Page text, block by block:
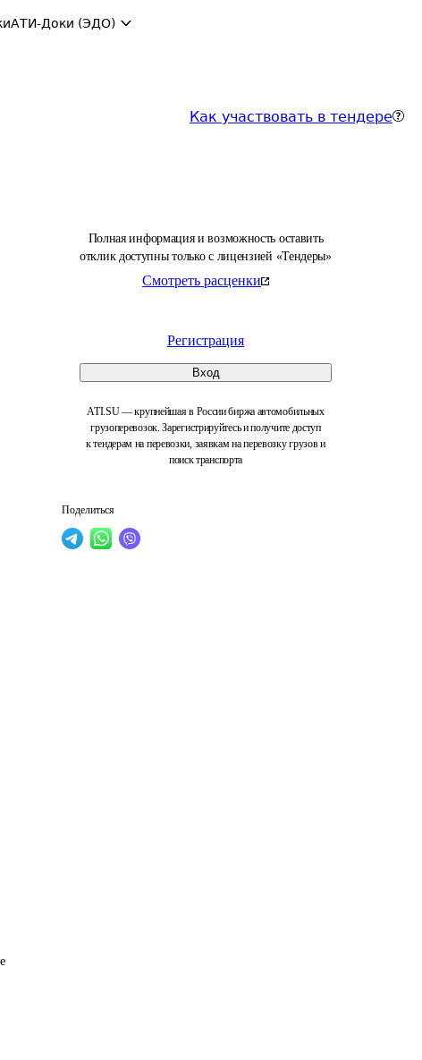
АТИ-Доки (ЭДО)
Как участвовать в тендере
Полная информация и возможность оставить
отклик доступны только с лицензией «Тендеры»
Смотреть расценки
Регистрация
Вход
ATI.SU — крупнейшая в России биржа автомобильных
грузоперевозок. Зарегистрируйтесь и получите доступ
к тендерам на перевозки, заявкам на перевозку грузов и
поиск транспорта
Поделиться